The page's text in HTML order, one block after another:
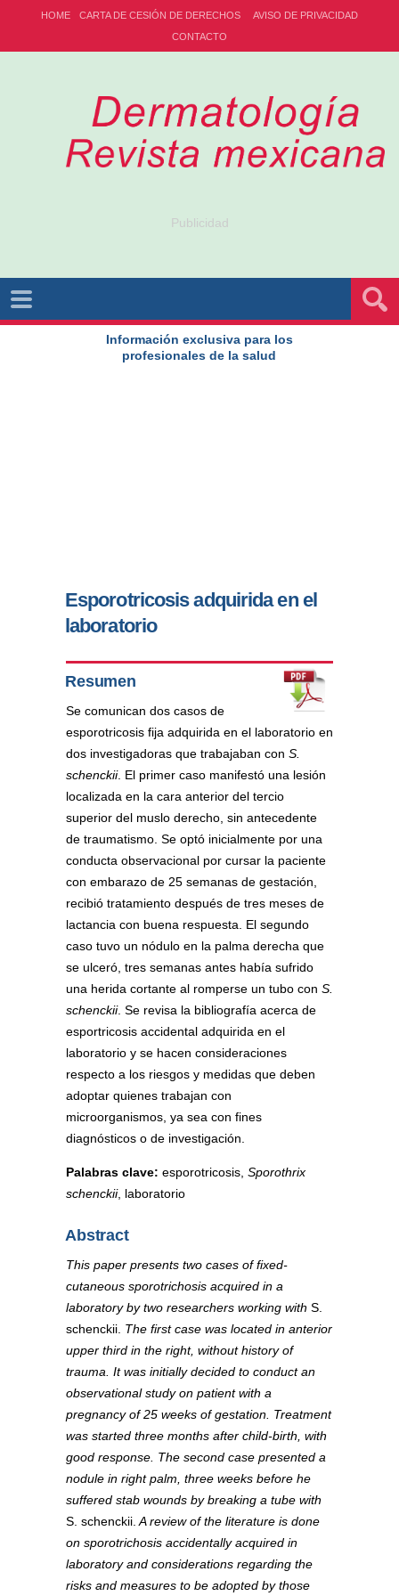
HOME CARTA DE CESIÓN DE DERECHOS
AVISO DE PRIVACIDAD
CONTACTO
Publicidad
Información exclusiva para los
profesionales de la salud
Esporotricosis adquirida en el
laboratorio
Resumen
Se comunican dos casos de
esporotricosis fija adquirida en el laboratorio en
dos investigadoras que trabajaban con S.
schenckii. El primer caso manifestó una lesión
localizada en la cara anterior del tercio
superior del muslo derecho, sin antecedente
de traumatismo. Se optó inicialmente por una
conducta observacional por cursar la paciente
con embarazo de 25 semanas de gestación,
recibió tratamiento después de tres meses de
lactancia con buena respuesta. El segundo
caso tuvo un nódulo en la palma derecha que
se ulceró, tres semanas antes había sufrido
una herida cortante al romperse un tubo con S.
schenckii. Se revisa la bibliografía acerca de
esportricosis accidental adquirida en el
laboratorio y se hacen consideraciones
respecto a los riesgos y medidas que deben
adoptar quienes trabajan con
microorganismos, ya sea con fines
diagnósticos o de investigación.
Palabras clave: esporotricosis, Sporothrix
schenckii, laboratorio
Abstract
This paper presents two cases of fixed-
cutaneous sporotrichosis acquired in a
laboratory by two researchers working with S.
schenckii. The first case was located in anterior
upper third in the right, without history of
trauma. It was initially decided to conduct an
observational study on patient with a
pregnancy of 25 weeks of gestation. Treatment
was started three months after child-birth, with
good response. The second case presented a
nodule in right palm, three weeks before he
suffered stab wounds by breaking a tube with
S. schenckii. A review of the literature is done
on sporotrichosis accidentally acquired in
laboratory and considerations regarding the
risks and measures to be adopted by those